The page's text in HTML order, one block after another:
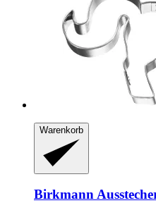
Warenkorb
Birkmann